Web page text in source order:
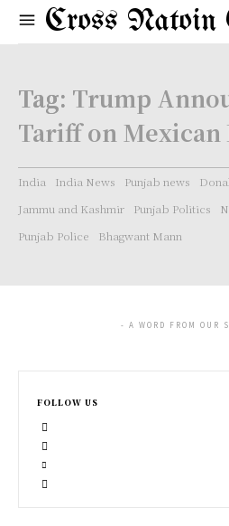
Cross Natoin
Tag: Trump
Tariff on
India India News Punjab news
Jammu and Kashmir
Punjab Politics
Punjab Police
Bhagwant Mann
- A WORD FROM OUR
FOLLOW US